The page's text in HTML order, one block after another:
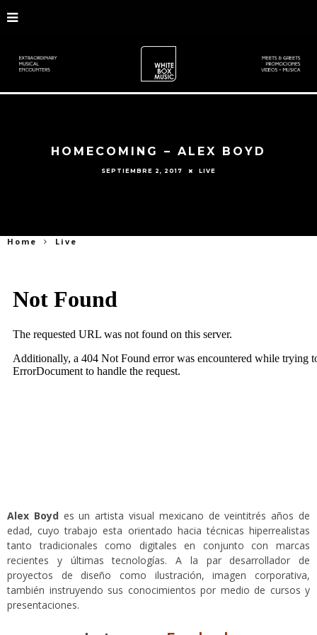
HOMECOMING – ALEX BOYD
SEPTIEMBRE 2, 2017 LIVE
Home Live
Alex Boyd es un artista visual mexicano de veintitrés años de
edad, cuyo trabajo esta orientado hacia técnicas hiperrealistas
tanto tradicionales como digitales en conjunto con marcas
recientes y últimas tecnologías. A la par desarrollador de
proyectos de diseño como ilustración, imagen corporativa,
también instruyendo sus conocimientos por medio de cursos y
presentaciones.